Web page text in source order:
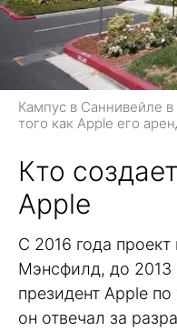
Кампус в Саннивейле
того как Apple его
Кто
Apple
С 2016 года проект
Мэнсфилд, до 2013
президент Apple
он отвечал за